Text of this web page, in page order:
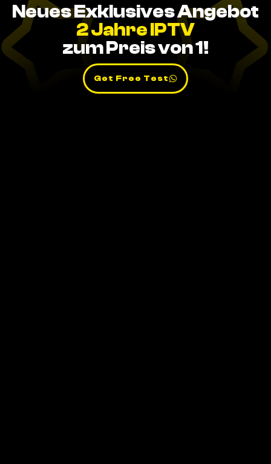
Neues Exklusives Angebot
2 Jahre IPTV
zum Preis von 1!
Get Free Test